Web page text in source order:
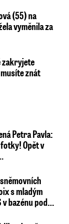
(55) na
vyměnila za
zakryjete
znát
Petra Pavla:
Opět v
s mladým
v bazénu pod…